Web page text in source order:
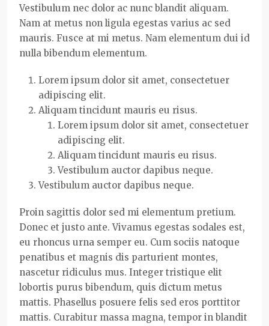
Vestibulum nec dolor ac nunc blandit aliquam.
Nam at metus non ligula egestas varius ac sed
mauris. Fusce at mi metus. Nam elementum dui id
nulla bibendum elementum.
Lorem ipsum dolor sit amet, consectetuer
adipiscing elit.
Aliquam tincidunt mauris eu risus.
Lorem ipsum dolor sit amet, consectetuer
adipiscing elit.
Aliquam tincidunt mauris eu risus.
Vestibulum auctor dapibus neque.
Vestibulum auctor dapibus neque.
Proin sagittis dolor sed mi elementum pretium.
Donec et justo ante. Vivamus egestas sodales est,
eu rhoncus urna semper eu. Cum sociis natoque
penatibus et magnis dis parturient montes,
nascetur ridiculus mus. Integer tristique elit
lobortis purus bibendum, quis dictum metus
mattis. Phasellus posuere felis sed eros porttitor
mattis. Curabitur massa magna, tempor in blandit